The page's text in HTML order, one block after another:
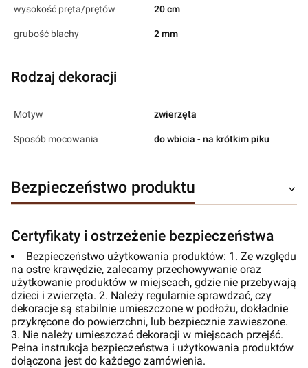
wysokość pręta/prętów 20 cm
grubość blachy 2 mm
Rodzaj dekoracji
Motyw zwierzęta
Sposób mocowania do wbicia - na krótkim piku
Bezpieczeństwo produktu
Certyfikaty i ostrzeżenie bezpieczeństwa
Bezpieczeństwo użytkowania produktów: 1. Ze względu
na ostre krawędzie, zalecamy przechowywanie oraz
użytkowanie produktów w miejscach, gdzie nie przebywają
dzieci i zwierzęta. 2. Należy regularnie sprawdzać, czy
dekoracje są stabilnie umieszczone w podłożu, dokładnie
przykręcone do powierzchni, lub bezpiecznie zawieszone.
3. Nie należy umieszczać dekoracji w miejscach przejść.
Pełna instrukcja bezpieczeństwa i użytkowania produktów
dołączona jest do każdego zamówienia.